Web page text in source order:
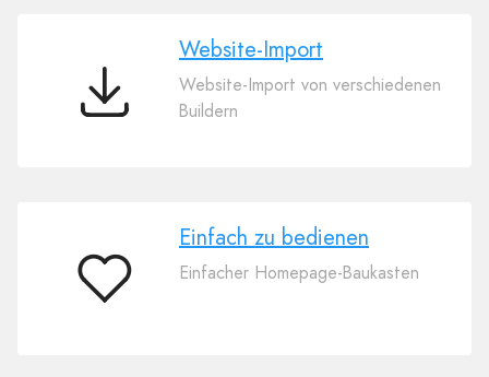
Website-
Website-Import
Website-Import von verschiedenen
Buildern
Einfach
Einfach zu bedienen
Einfacher Homepage-Baukasten